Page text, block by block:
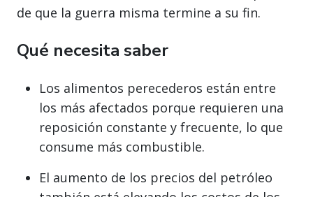
de que la guerra misma termine a su fin.
Qué necesita saber
Los alimentos perecederos están entre
los más afectados porque requieren una
reposición constante y frecuente, lo que
consume más combustible.
El aumento de los precios del petróleo